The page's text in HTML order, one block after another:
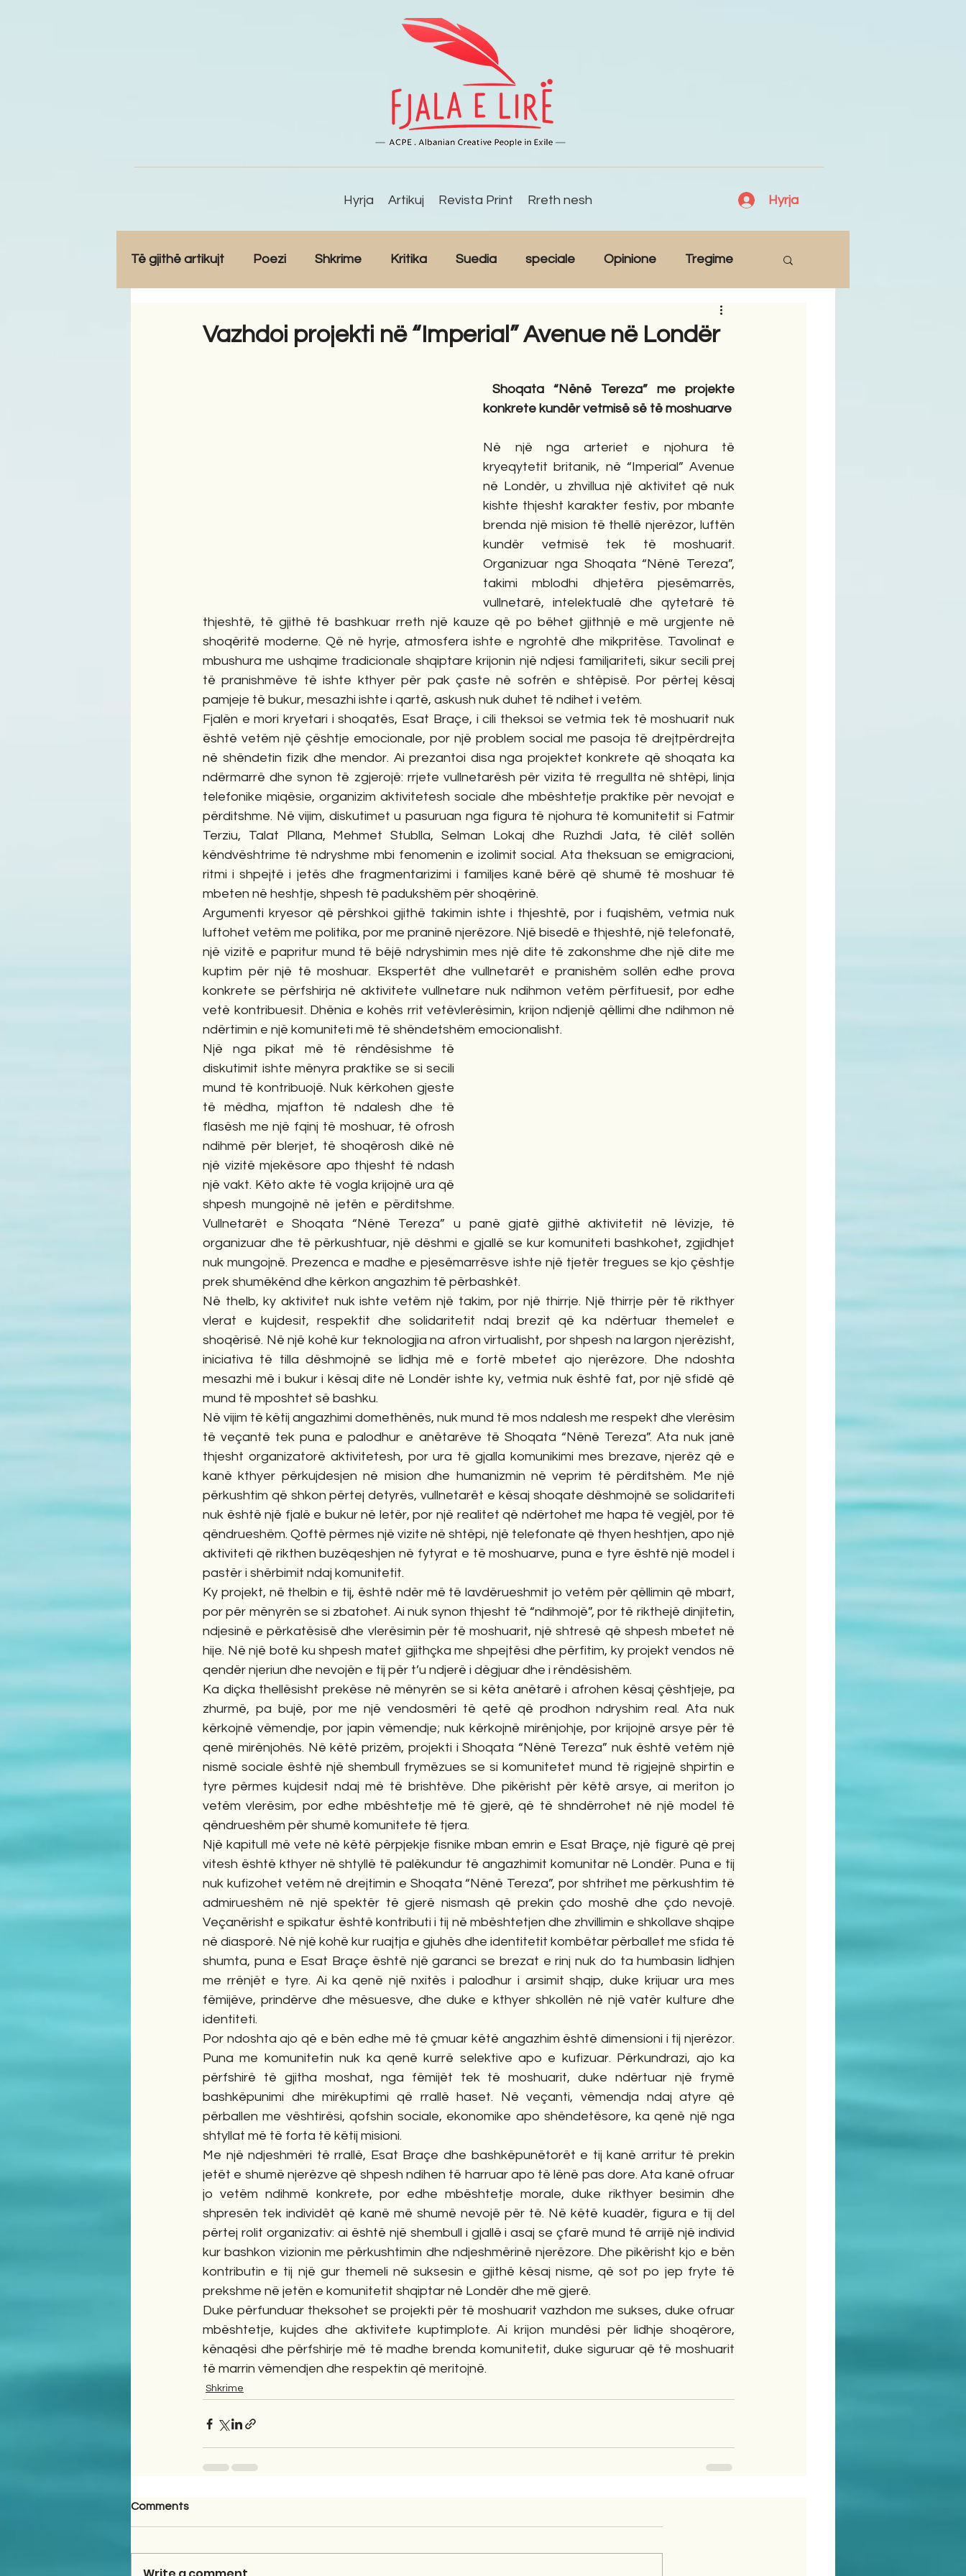
Hyrja Artikuj Revista Print Rreth nesh Hyrja
Të gjithë artikujt Poezi Shkrime Kritika Suedia speciale Opinione Tregime
Vazhdoi projekti në “Imperial” Avenue në Londër
Shoqata “Nënë Tereza” me projekte
konkrete kundër vetmisë së të moshuarve
Në një nga arteriet e njohura të
kryeqytetit britanik, në “Imperial” Avenue
në Londër, u zhvillua një aktivitet që nuk
kishte thjesht karakter festiv, por mbante
brenda një mision të thellë njerëzor, luftën
kundër vetmisë tek të moshuarit.
Organizuar nga Shoqata “Nënë Tereza”,
takimi mblodhi dhjetëra pjesëmarrës,
vullnetarë, intelektualë dhe qytetarë të
thjeshtë, të gjithë të bashkuar rreth një kauze që po bëhet gjithnjë e më urgjente në
shoqëritë moderne. Që në hyrje, atmosfera ishte e ngrohtë dhe mikpritëse. Tavolinat e
mbushura me ushqime tradicionale shqiptare krijonin një ndjesi familjariteti, sikur secili prej
të pranishmëve të ishte kthyer për pak çaste në sofrën e shtëpisë. Por përtej kësaj
pamjeje të bukur, mesazhi ishte i qartë, askush nuk duhet të ndihet i vetëm.
Fjalën e mori kryetari i shoqatës, Esat Braçe, i cili theksoi se vetmia tek të moshuarit nuk
është vetëm një çështje emocionale, por një problem social me pasoja të drejtpërdrejta
në shëndetin fizik dhe mendor. Ai prezantoi disa nga projektet konkrete që shoqata ka
ndërmarrë dhe synon të zgjerojë: rrjete vullnetarësh për vizita të rregullta në shtëpi, linja
telefonike miqësie, organizim aktivitetesh sociale dhe mbështetje praktike për nevojat e
përditshme. Në vijim, diskutimet u pasuruan nga figura të njohura të komunitetit si Fatmir
Terziu, Talat Pllana, Mehmet Stublla, Selman Lokaj dhe Ruzhdi Jata, të cilët sollën
këndvështrime të ndryshme mbi fenomenin e izolimit social. Ata theksuan se emigracioni,
ritmi i shpejtë i jetës dhe fragmentarizimi i familjes kanë bërë që shumë të moshuar të
mbeten në heshtje, shpesh të padukshëm për shoqërinë.
Argumenti kryesor që përshkoi gjithë takimin ishte i thjeshtë, por i fuqishëm, vetmia nuk
luftohet vetëm me politika, por me praninë njerëzore. Një bisedë e thjeshtë, një telefonatë,
një vizitë e papritur mund të bëjë ndryshimin mes një dite të zakonshme dhe një dite me
kuptim për një të moshuar. Ekspertët dhe vullnetarët e pranishëm sollën edhe prova
konkrete se përfshirja në aktivitete vullnetare nuk ndihmon vetëm përfituesit, por edhe
vetë kontribuesit. Dhënia e kohës rrit vetëvlerësimin, krijon ndjenjë qëllimi dhe ndihmon në
ndërtimin e një komuniteti më të shëndetshëm emocionalisht.
Një nga pikat më të rëndësishme të
diskutimit ishte mënyra praktike se si secili
mund të kontribuojë. Nuk kërkohen gjeste
të mëdha, mjafton të ndalesh dhe të
flasësh me një fqinj të moshuar, të ofrosh
ndihmë për blerjet, të shoqërosh dikë në
një vizitë mjekësore apo thjesht të ndash
një vakt. Këto akte të vogla krijojnë ura që
shpesh mungojnë në jetën e përditshme.
Vullnetarët e Shoqata “Nënë Tereza” u panë gjatë gjithë aktivitetit në lëvizje, të
organizuar dhe të përkushtuar, një dëshmi e gjallë se kur komuniteti bashkohet, zgjidhjet
nuk mungojnë. Prezenca e madhe e pjesëmarrësve ishte një tjetër tregues se kjo çështje
prek shumëkënd dhe kërkon angazhim të përbashkët.
Në thelb, ky aktivitet nuk ishte vetëm një takim, por një thirrje. Një thirrje për të rikthyer
vlerat e kujdesit, respektit dhe solidaritetit ndaj brezit që ka ndërtuar themelet e
shoqërisë. Në një kohë kur teknologjia na afron virtualisht, por shpesh na largon njerëzisht,
iniciativa të tilla dëshmojnë se lidhja më e fortë mbetet ajo njerëzore. Dhe ndoshta
mesazhi më i bukur i kësaj dite në Londër ishte ky, vetmia nuk është fat, por një sfidë që
mund të mposhtet së bashku.
Në vijim të këtij angazhimi domethënës, nuk mund të mos ndalesh me respekt dhe vlerësim
të veçantë tek puna e palodhur e anëtarëve të Shoqata “Nënë Tereza”. Ata nuk janë
thjesht organizatorë aktivitetesh, por ura të gjalla komunikimi mes brezave, njerëz që e
kanë kthyer përkujdesjen në mision dhe humanizmin në veprim të përditshëm. Me një
përkushtim që shkon përtej detyrës, vullnetarët e kësaj shoqate dëshmojnë se solidariteti
nuk është një fjalë e bukur në letër, por një realitet që ndërtohet me hapa të vegjël, por të
qëndrueshëm. Qoftë përmes një vizite në shtëpi, një telefonate që thyen heshtjen, apo një
aktiviteti që rikthen buzëqeshjen në fytyrat e të moshuarve, puna e tyre është një model i
pastër i shërbimit ndaj komunitetit.
Ky projekt, në thelbin e tij, është ndër më të lavdërueshmit jo vetëm për qëllimin që mbart,
por për mënyrën se si zbatohet. Ai nuk synon thjesht të “ndihmojë”, por të rikthejë dinjitetin,
ndjesinë e përkatësisë dhe vlerësimin për të moshuarit, një shtresë që shpesh mbetet në
hije. Në një botë ku shpesh matet gjithçka me shpejtësi dhe përfitim, ky projekt vendos në
qendër njeriun dhe nevojën e tij për t’u ndjerë i dëgjuar dhe i rëndësishëm.
Ka diçka thellësisht prekëse në mënyrën se si këta anëtarë i afrohen kësaj çështjeje, pa
zhurmë, pa bujë, por me një vendosmëri të qetë që prodhon ndryshim real. Ata nuk
kërkojnë vëmendje, por japin vëmendje; nuk kërkojnë mirënjohje, por krijojnë arsye për të
qenë mirënjohës. Në këtë prizëm, projekti i Shoqata “Nënë Tereza” nuk është vetëm një
nismë sociale është një shembull frymëzues se si komunitetet mund të rigjejnë shpirtin e
tyre përmes kujdesit ndaj më të brishtëve. Dhe pikërisht për këtë arsye, ai meriton jo
vetëm vlerësim, por edhe mbështetje më të gjerë, që të shndërrohet në një model të
qëndrueshëm për shumë komunitete të tjera.
Një kapitull më vete në këtë përpjekje fisnike mban emrin e Esat Braçe, një figurë që prej
vitesh është kthyer në shtyllë të palëkundur të angazhimit komunitar në Londër. Puna e tij
nuk kufizohet vetëm në drejtimin e Shoqata “Nënë Tereza”, por shtrihet me përkushtim të
admirueshëm në një spektër të gjerë nismash që prekin çdo moshë dhe çdo nevojë.
Veçanërisht e spikatur është kontributi i tij në mbështetjen dhe zhvillimin e shkollave shqipe
në diasporë. Në një kohë kur ruajtja e gjuhës dhe identitetit kombëtar përballet me sfida të
shumta, puna e Esat Braçe është një garanci se brezat e rinj nuk do ta humbasin lidhjen
me rrënjët e tyre. Ai ka qenë një nxitës i palodhur i arsimit shqip, duke krijuar ura mes
fëmijëve, prindërve dhe mësuesve, dhe duke e kthyer shkollën në një vatër kulture dhe
identiteti.
Por ndoshta ajo që e bën edhe më të çmuar këtë angazhim është dimensioni i tij njerëzor.
Puna me komunitetin nuk ka qenë kurrë selektive apo e kufizuar. Përkundrazi, ajo ka
përfshirë të gjitha moshat, nga fëmijët tek të moshuarit, duke ndërtuar një frymë
bashkëpunimi dhe mirëkuptimi që rrallë haset. Në veçanti, vëmendja ndaj atyre që
përballen me vështirësi, qofshin sociale, ekonomike apo shëndetësore, ka qenë një nga
shtyllat më të forta të këtij misioni.
Me një ndjeshmëri të rrallë, Esat Braçe dhe bashkëpunëtorët e tij kanë arritur të prekin
jetët e shumë njerëzve që shpesh ndihen të harruar apo të lënë pas dore. Ata kanë ofruar
jo vetëm ndihmë konkrete, por edhe mbështetje morale, duke rikthyer besimin dhe
shpresën tek individët që kanë më shumë nevojë për të. Në këtë kuadër, figura e tij del
përtej rolit organizativ: ai është një shembull i gjallë i asaj se çfarë mund të arrijë një individ
kur bashkon vizionin me përkushtimin dhe ndjeshmërinë njerëzore. Dhe pikërisht kjo e bën
kontributin e tij një gur themeli në suksesin e gjithë kësaj nisme, që sot po jep fryte të
prekshme në jetën e komunitetit shqiptar në Londër dhe më gjerë.
Duke përfunduar theksohet se projekti për të moshuarit vazhdon me sukses, duke ofruar
mbështetje, kujdes dhe aktivitete kuptimplote. Ai krijon mundësi për lidhje shoqërore,
kënaqësi dhe përfshirje më të madhe brenda komunitetit, duke siguruar që të moshuarit
të marrin vëmendjen dhe respektin që meritojnë.
Shkrime
Comments